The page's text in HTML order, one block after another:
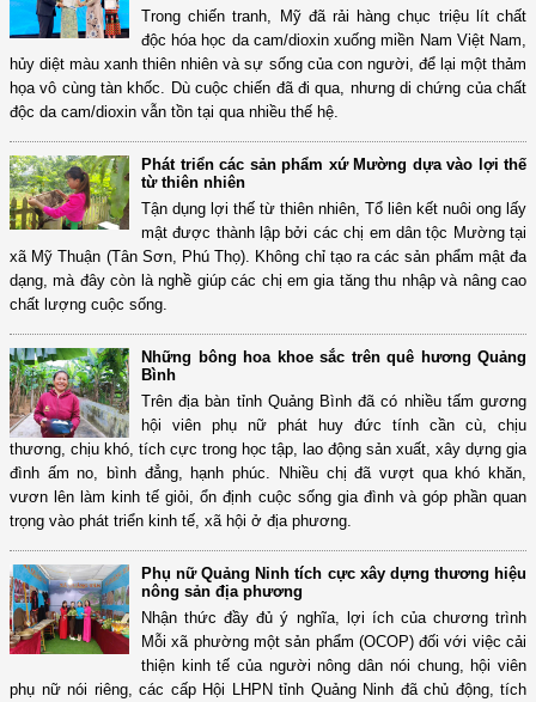
Trong chiến tranh, Mỹ đã rải hàng chục triệu lít chất
độc hóa học da cam/dioxin xuống miền Nam Việt Nam,
hủy diệt màu xanh thiên nhiên và sự sống của con người, để lại một thảm
họa vô cùng tàn khốc. Dù cuộc chiến đã đi qua, nhưng di chứng của chất
độc da cam/dioxin vẫn tồn tại qua nhiều thế hệ.
Phát triển các sản phẩm xứ Mường dựa vào lợi thế
từ thiên nhiên
Tận dụng lợi thế từ thiên nhiên, Tổ liên kết nuôi ong lấy
mật được thành lập bởi các chị em dân tộc Mường tại
xã Mỹ Thuận (Tân Sơn, Phú Thọ). Không chỉ tạo ra các sản phẩm mật đa
dạng, mà đây còn là nghề giúp các chị em gia tăng thu nhập và nâng cao
chất lượng cuộc sống.
Những bông hoa khoe sắc trên quê hương Quảng
Bình
Trên địa bàn tỉnh Quảng Bình đã có nhiều tấm gương
hội viên phụ nữ phát huy đức tính cần cù, chịu
thương, chịu khó, tích cực trong học tập, lao động sản xuất, xây dựng gia
đình ấm no, bình đẳng, hạnh phúc. Nhiều chị đã vượt qua khó khăn,
vươn lên làm kinh tế giỏi, ổn định cuộc sống gia đình và góp phần quan
trọng vào phát triển kinh tế, xã hội ở địa phương.
Phụ nữ Quảng Ninh tích cực xây dựng thương hiệu
nông sản địa phương
Nhận thức đầy đủ ý nghĩa, lợi ích của chương trình
Mỗi xã phường một sản phẩm (OCOP) đối với việc cải
thiện kinh tế của người nông dân nói chung, hội viên
phụ nữ nói riêng, các cấp Hội LHPN tỉnh Quảng Ninh đã chủ động, tích